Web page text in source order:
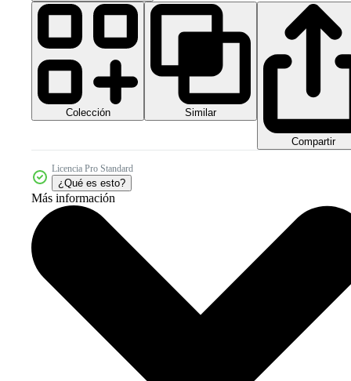
Colección Similar
Compartir
Licencia Pro Standard
¿Qué es esto?
Más información